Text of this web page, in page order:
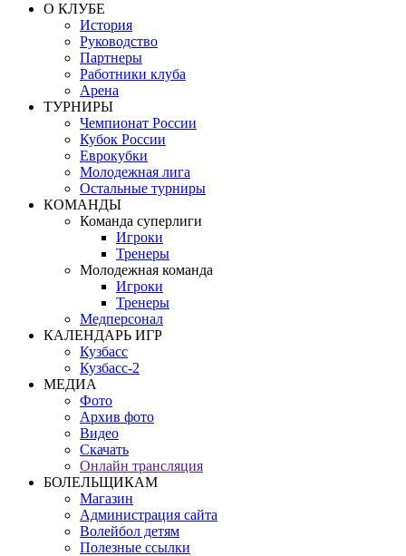
О КЛУБЕ
История
Руководство
Партнеры
Работники клуба
Арена
ТУРНИРЫ
Чемпионат России
Кубок России
Еврокубки
Молодежная лига
Остальные турниры
КОМАНДЫ
Команда суперлиги
Игроки
Тренеры
Молодежная команда
Игроки
Тренеры
Медперсонал
КАЛЕНДАРЬ ИГР
Кузбасс
Кузбасс-2
МЕДИА
Фото
Архив фото
Видео
Скачать
Онлайн трансляция
БОЛЕЛЬЩИКАМ
Магазин
Администрация сайта
Волейбол детям
Полезные ссылки